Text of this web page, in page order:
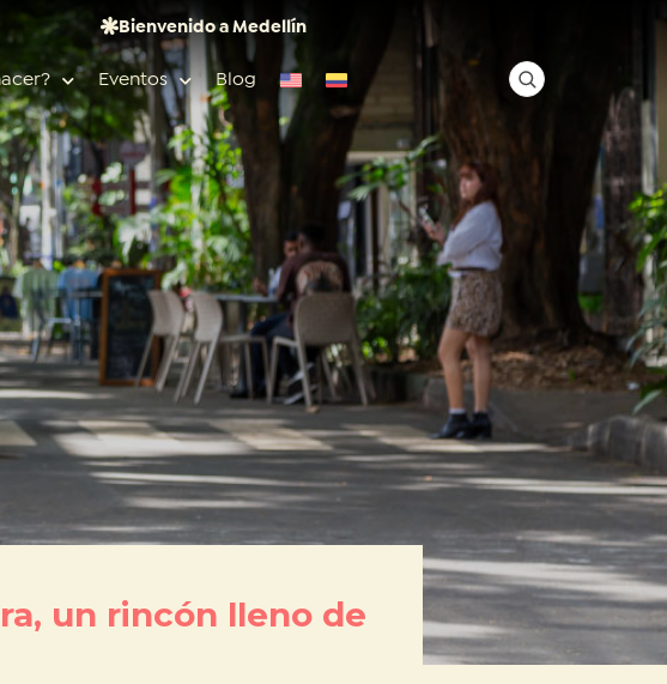
Bienvenido a Medellín
Eventos Blog
✕
Acceso rápido
las flores Anfitriones de ciudad
un rincón lleno de